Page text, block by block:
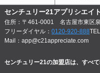
センチュリー21アプリシエイト
住所：〒461-0001 名古屋市東区
フリーダイヤル： 0120-920-888
Mail：app@c21appreciate.com
センチュリー21の加盟店は、すべて